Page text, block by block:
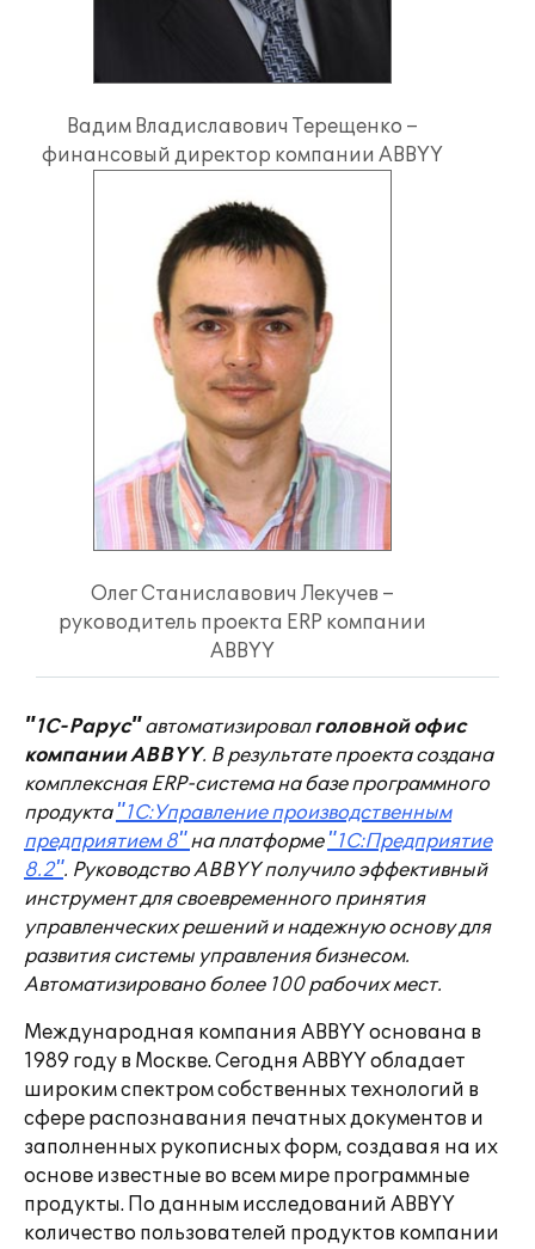
Вадим Владиславович Терещенко –
финансовый директор компании ABBYY
Олег Станиславович Лекучев –
руководитель проекта ERP компании
ABBYY
"1С-Рарус" автоматизировалголовной офис
компании ABBYY. В результате проекта создана
комплексная ERP-система на базе программного
продукта "1С:Управление производственным
предприятием 8"на платформе "1С:Предприятие
8.2". Руководство ABBYY получило эффективный
инструмент для своевременного принятия
управленческих решений и надежную основу для
развития системы управления бизнесом.
Автоматизировано более 100 рабочих мест.
Международная компания ABBYY основана в
1989 году в Москве. Сегодня ABBYY обладает
широким спектром собственных технологий в
сфере распознавания печатных документов и
заполненных рукописных форм, создавая на их
основе известные во всем мире программные
продукты. По данным исследований ABBYY
количество пользователей продуктов компании